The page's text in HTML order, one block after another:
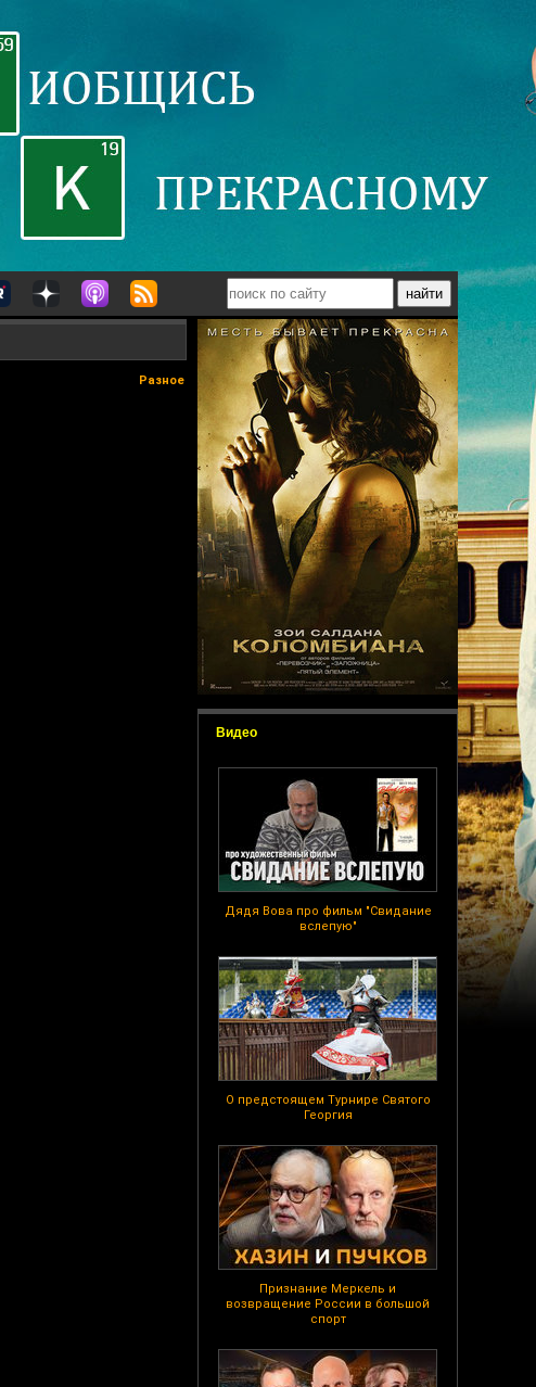
Видео
Дядя Вова про фильм "Свидание
вслепую"
О предстоящем Турнире Святого
Георгия
Признание Меркель и
возвращение России в большой
спорт
Разное